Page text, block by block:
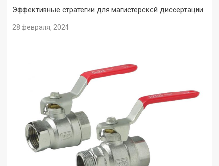
Эффективные стратегии для магистерской диссертации
28 февраля, 2024